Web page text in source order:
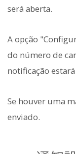
será aberta.
A opção
do número de
notificação
Se houver uma
enviado.